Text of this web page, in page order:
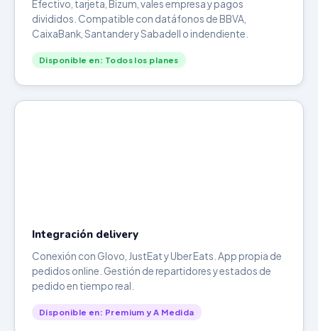
Efectivo, tarjeta, Bizum, vales empresa y pagos
divididos. Compatible con datáfonos de BBVA,
CaixaBank, Santander y Sabadell o indendiente.
Disponible en: Todos los planes
Integración delivery
Conexión con Glovo, JustEat y Uber Eats. App propia de
pedidos online. Gestión de repartidores y estados de
pedido en tiempo real.
Disponible en: Premium y A Medida